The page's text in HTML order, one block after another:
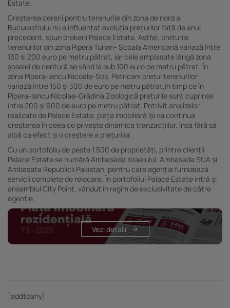
Estate.
Creşterea cererii pentru terenurile din zona de nord a
Bucureştiului nu a influenţat evoluţia preţurilor faţă de anul
precedent, spun brokerii Palace Estate. Astfel, prețurile
terenurilor din zona Pipera Tunari- Școala Americană variază între
130 si 200 euro pe metru pătrat, iar cele amplasate lângă zona
şoselei de centură se vând la sub 100 euro pe metru pătrat. În
zona Pipera-Iancu Nicoale-Șos. Petricani preţul terenurilor
variază între 150 şi 300 de euro pe metru pătrat,în timp ce în
Pipera-Iancu Nicolae-Grădina Zoologică prețurile sunt cuprinse
între 200 și 600 de euro pe metru pătrat. Potrivit analizelor
realizate de Palace Estate, piaţa imobiliară îşi va continua
creşterea în ceea ce priveşte dinamica tranzacţiilor, însă fără să
aibă ca efect şi o creştere a preţurilor.
Cu un portofoliu de peste 1.500 de proprietăţi, printre clienţii
Palace Estate se numără Ambasada Israelului, Ambasada SUA şi
Ambasata Republicii Pakistan, pentru care agenţia furnizează
servicii complete de relocare. În portofoliul Palace Estate intră şi
ansamblul City Point, vândut în regim de exclusivitate de către
agenţie.
Vezi detalii
[addtoany]